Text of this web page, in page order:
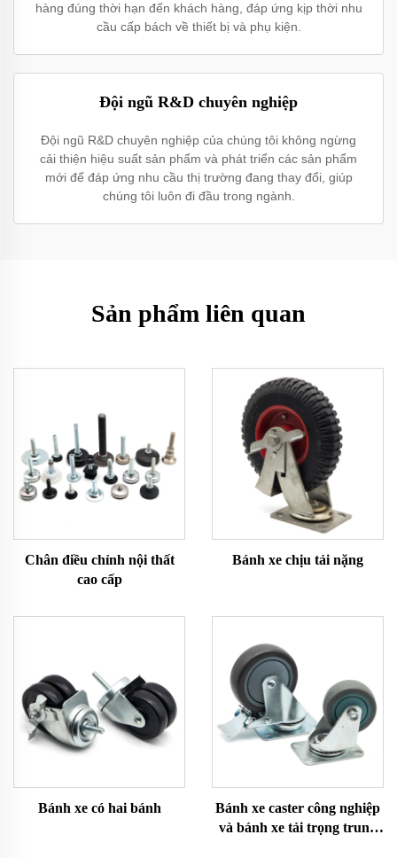
hàng đúng thời hạn đến khách hàng, đáp ứng kịp thời nhu
cầu cấp bách về thiết bị và phụ kiện.
Đội ngũ R&D chuyên nghiệp
Đội ngũ R&D chuyên nghiệp của chúng tôi không ngừng
cải thiện hiệu suất sản phẩm và phát triển các sản phẩm
mới để đáp ứng nhu cầu thị trường đang thay đổi, giúp
chúng tôi luôn đi đầu trong ngành.
Sản phẩm liên quan
Chân điều chỉnh nội thất
cao cấp
Bánh xe chịu tải nặng
Bánh xe có hai bánh
Bánh xe caster công nghiệp
và bánh xe tải trọng trung